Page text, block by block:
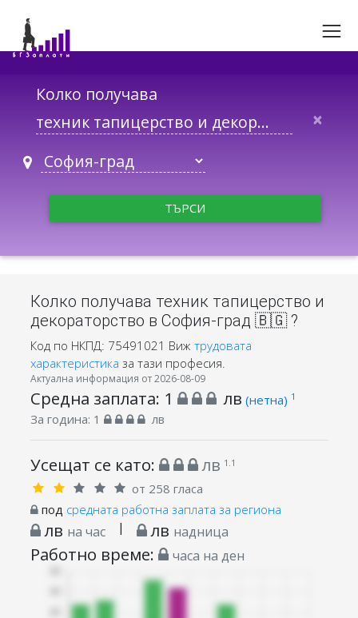
Колко получава
×
ТЪРСИ
Колко получава техник тапицерство и
декораторство в София-град 🇧🇬 ?
Код по НКПД: 75491021 Виж трудовата
характеристика за тази професия.
Актуална информация от 2026-08-09
Средна заплата: 1 лв (нетна) 1
За година: 1 лв
Усещат се като: лв 1.1
от 258 гласа
под средната работна заплата за региона
лв на час | лв надница
Работно време: часа на ден